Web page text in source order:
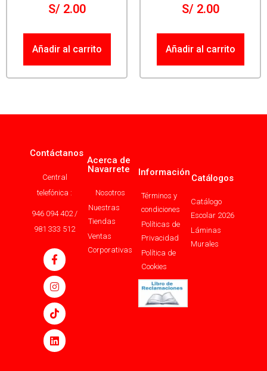
S/2.00
Añadir al carrito
S/2.00
Añadir al carrito
Contáctanos
Central
telefónica :
946 094 402 /
981 333 512
Acerca de
Navarrete
Nosotros
Nuestras
Tiendas
Ventas
Corporativas
Información
Términos y
condiciones
Políticas de
Privacidad
Política de
Cookies
Catálogos
Catálogo
Escolar 2026
Láminas
Murales